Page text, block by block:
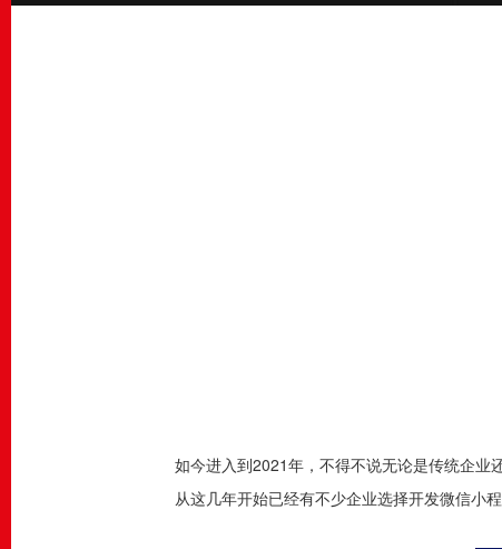
如今进入到2021年，不得不说无论是传统企业
从这几年开始已经有不少企业选择开发微信小